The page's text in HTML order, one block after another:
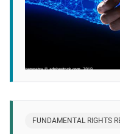
FUNDAMENTAL RIGHTS